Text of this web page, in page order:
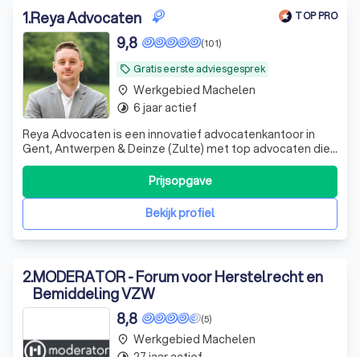
1.Reya Advocaten TOP PRO
local_offer Gratis eerste adviesgesprek
(101)
9,8
Reya Advocaten is een innovatief advocatenkantoor in
Gent, Antwerpen & Deinze (Zulte) met top advocaten die
ondernemers en particulieren over heel Vlaanderen
bijstaat met hun vragen en problemen rond verkeersrecht,
vastgoedrecht en ondernemingsrecht in brede zin.
Bekijk profiel
Prijsopgave
place Werkgebied Machelen
timelapse 6 jaar actief
2.MODERATOR - Forum voor Herstelrecht en
Bemiddeling VZW
(5)
8,8
place Werkgebied Machelen